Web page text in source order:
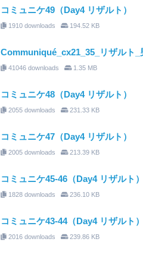
コミュニケ49（Day4 リザルト）
1910 downloads 194.52 KB
Communiqué_cx21_35_リザルト_
41046 downloads 1.35 MB
コミュニケ48（Day4 リザルト）
2055 downloads 231.33 KB
コミュニケ47（Day4 リザルト）
2005 downloads 213.39 KB
コミュニケ45-46（Day4 リザルト）
1828 downloads 236.10 KB
コミュニケ43-44（Day4 リザルト）
2016 downloads 239.86 KB